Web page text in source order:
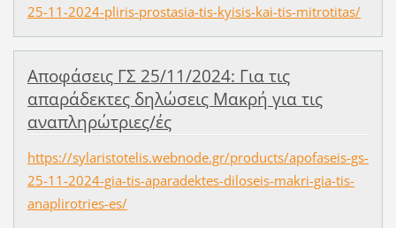
25-11-2024-pliris-prostasia-tis-kyisis-kai-tis-mitrotitas/
Αποφάσεις ΓΣ 25/11/2024: Για τις
απαράδεκτες δηλώσεις Μακρή για τις
αναπληρώτριες/ές
https://sylaristotelis.webnode.gr/products/apofaseis-gs-
25-11-2024-gia-tis-aparadektes-diloseis-makri-gia-tis-
anaplirotries-es/